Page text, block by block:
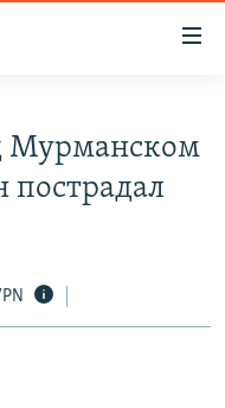
Мурманском
пострадал